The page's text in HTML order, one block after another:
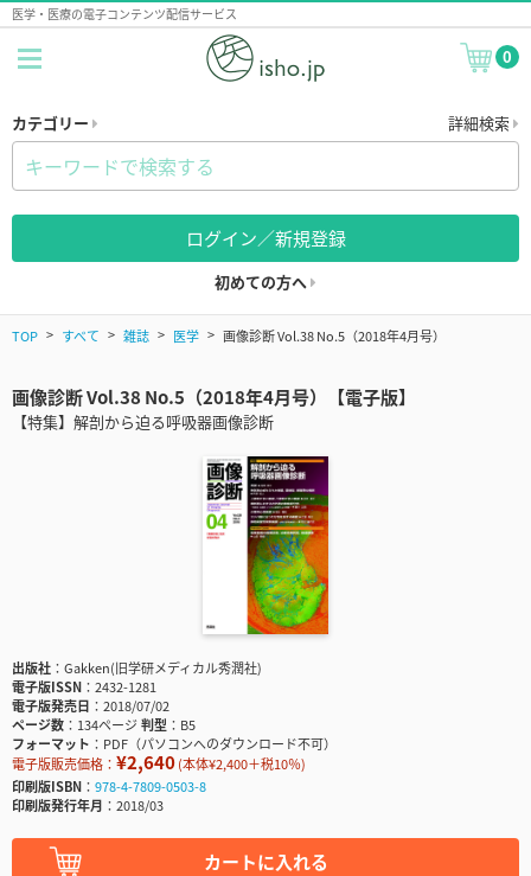
医学・医療の電子コンテンツ配信サービス
0
カテゴリー 詳細検索
ログイン／新規登録
初めての方へ
TOP すべて 雑誌 医学 画像診断 Vol.38 No.5（2018年4月号）
画像診断 Vol.38 No.5（2018年4月号）【電子版】
【特集】解剖から迫る呼吸器画像診断
出版社
Gakken(旧学研メディカル秀潤社)
電子版ISSN
2432-1281
電子版発売日
2018/07/02
ページ数
134ページ判型
B5
フォーマット
PDF（パソコンへのダウンロード不可）
電子版販売価格： ¥2,640(本体¥2,400＋税10％)
印刷版ISBN
978-4-7809-0503-8
印刷版発行年月
2018/03
カートに入れる